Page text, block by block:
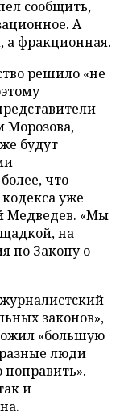
сообщить,
А
а фракционная.
решило «не
Морозова,
будут
что
уже
Медведев. «Мы
на
по Закону о
законов»,
«большую
люди
и